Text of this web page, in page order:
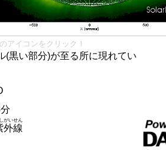
アイコンをクリック！
(黒い部分)が至る所に現れてい
外線
がいせん